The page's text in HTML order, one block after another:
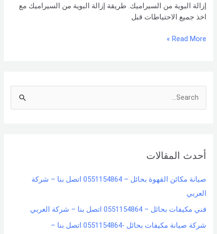
إزالة البوية من السيراميك. طريقة إزالة البوية من السيراميك مع
اخذ جميع الاحتياطات قبل
Read More »
c
f
o
r
:
أحدث المقالات
صيانة مكائن القهوة بحائل – 0551154864 اتصل بنا – شركة
العربي
فني مكيفات بحائل – 0551154864 اتصل بنا – شركة العربي
شركة صيانة مكيفات بحائل -0551154864 اتصل بنا –